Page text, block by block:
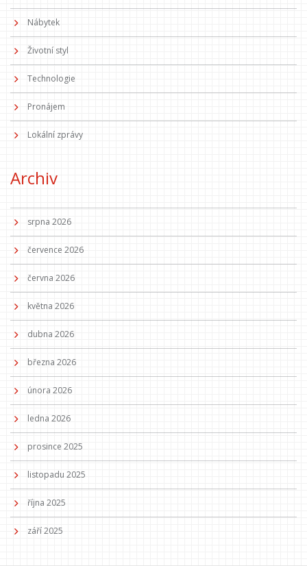
Nábytek
Životní styl
Technologie
Pronájem
Lokální zprávy
Archiv
srpna 2026
července 2026
června 2026
května 2026
dubna 2026
března 2026
února 2026
ledna 2026
prosince 2025
listopadu 2025
října 2025
září 2025